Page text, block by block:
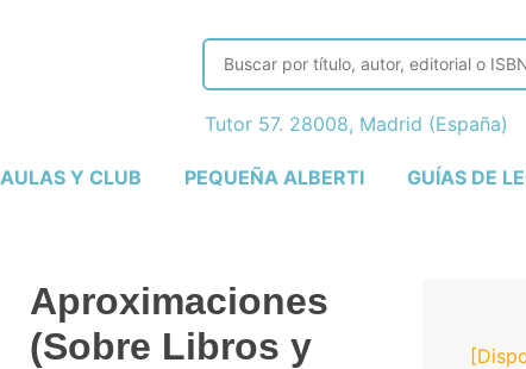
AULAS Y CLUB PEQUEÑA ALBERTI GUÍAS DE
Tutor 57. 28008, Madrid (España)
Aproximaciones
(Sobre Libros y